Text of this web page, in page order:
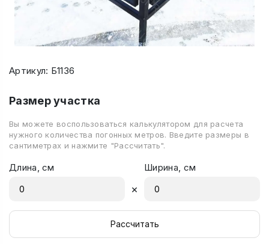
Артикул: Б1136
Размер участка
Вы можете воспользоваться калькулятором для расчета
нужного количества погонных метров. Введите размеры в
сантиметрах и нажмите "Рассчитать".
Длина, см
×
Ширина, см
Рассчитать